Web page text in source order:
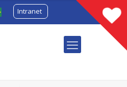
Intranet